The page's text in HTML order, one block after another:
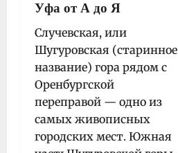
Уфа от А до Я
Случевская, или
Шугуровская (старинное
название) гора рядом с
Оренбургской
переправой — одно из
самых живописных
городских мест. Южная